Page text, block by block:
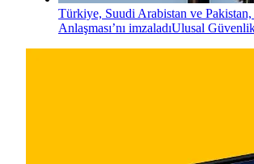
Türkiye, Suudi Arabistan ve
Anlaşması’nı imzaladıUlusal